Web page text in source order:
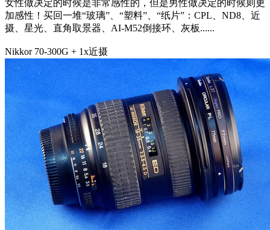
女性做决定的时候是非常感性的，但是男性做决定的时候则更
加感性！买回一堆“玻璃”、“塑料”、“纸片”：CPL、ND8、近
摄、星光、直角取景器、AI-M52倒接环、灰板......
Nikkor 70-300G + 1x近摄